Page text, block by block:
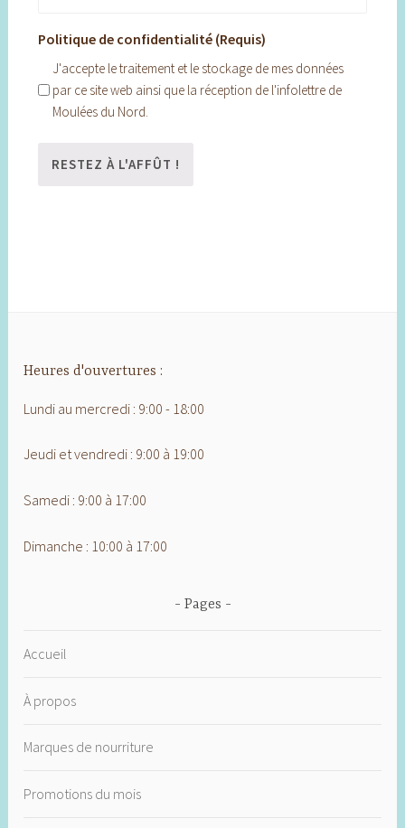
Politique de confidentialité (Requis)
J'accepte le traitement et le stockage de mes données
par ce site web ainsi que la réception de l'infolettre de
Moulées du Nord.
Heures d'ouvertures :
Lundi au mercredi : 9:00 - 18:00
Jeudi et vendredi : 9:00 à 19:00
Samedi : 9:00 à 17:00
Dimanche : 10:00 à 17:00
Pages
Accueil
À propos
Marques de nourriture
Promotions du mois